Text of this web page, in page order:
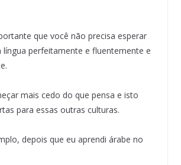
que você não precisa esperar
língua perfeitamente e fluentemente e
mais cedo do que pensa e isto
para essas outras culturas.
depois que eu aprendi árabe no